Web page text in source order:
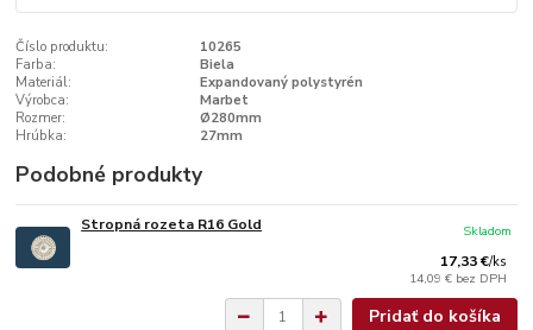
Číslo produktu:
10265
Farba:
Biela
Materiál:
Expandovaný polystyrén
Výrobca:
Marbet
Rozmer:
Ø280mm
Hrúbka:
27mm
Podobné produkty
Stropná rozeta R16 Gold
17,33 €/ks
14,09 € bez DPH
Skladom
Pridať do košíka